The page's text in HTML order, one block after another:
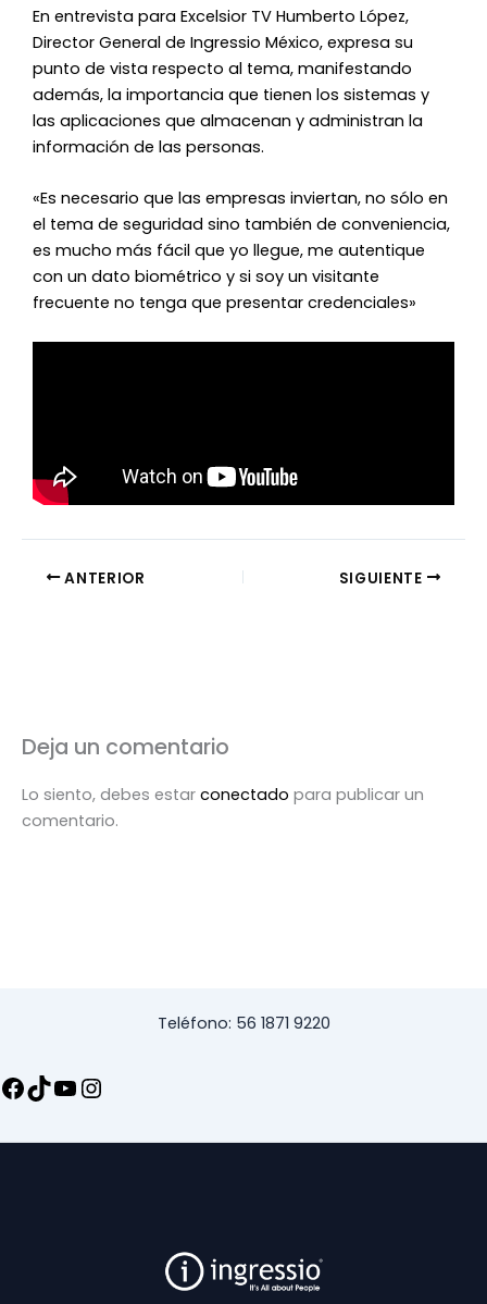
En entrevista para Excelsior TV Humberto López,
Director General de Ingressio México, expresa su
punto de vista respecto al tema, manifestando
además, la importancia que tienen los sistemas y
las aplicaciones que almacenan y administran la
información de las personas.
«Es necesario que las empresas inviertan, no sólo en
el tema de seguridad sino también de conveniencia,
es mucho más fácil que yo llegue, me autentique
con un dato biométrico y si soy un visitante
frecuente no tenga que presentar credenciales»
ANTERIOR SIGUIENTE
Deja un comentario
Lo siento, debes estar conectado para publicar un
comentario.
Teléfono: 56 1871 9220